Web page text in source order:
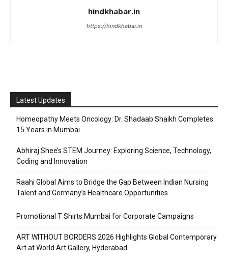
hindkhabar.in
https://hindkhabar.in
Latest Updates
Homeopathy Meets Oncology: Dr. Shadaab Shaikh Completes
15 Years in Mumbai
Abhiraj Shee’s STEM Journey: Exploring Science, Technology,
Coding and Innovation
Raahi Global Aims to Bridge the Gap Between Indian Nursing
Talent and Germany’s Healthcare Opportunities
Promotional T Shirts Mumbai for Corporate Campaigns
ART WITHOUT BORDERS 2026 Highlights Global Contemporary
Art at World Art Gallery, Hyderabad